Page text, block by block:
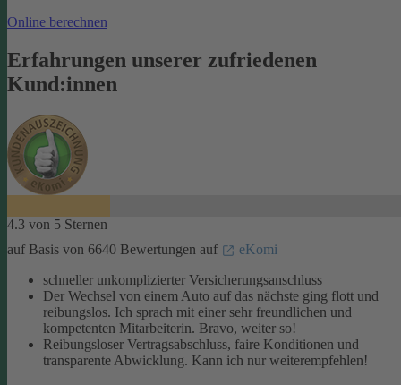
Online berechnen
Erfahrungen unserer zufriedenen
Kund:innen
4.3 von 5 Sternen
auf Basis von 6640 Bewertungen auf
eKomi
schneller unkomplizierter Versicherungsanschluss
Der Wechsel von einem Auto auf das nächste ging flott und
reibungslos. Ich sprach mit einer sehr freundlichen und
kompetenten Mitarbeiterin. Bravo, weiter so!
Reibungsloser Vertragsabschluss, faire Konditionen und
transparente Abwicklung. Kann ich nur weiterempfehlen!